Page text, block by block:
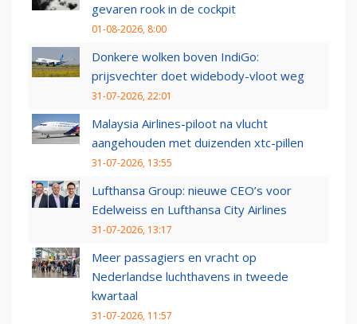
gevaren rook in de cockpit
01-08-2026, 8:00
Donkere wolken boven IndiGo:
prijsvechter doet widebody-vloot weg
31-07-2026, 22:01
Malaysia Airlines-piloot na vlucht
aangehouden met duizenden xtc-pillen
31-07-2026, 13:55
Lufthansa Group: nieuwe CEO’s voor
Edelweiss en Lufthansa City Airlines
31-07-2026, 13:17
Meer passagiers en vracht op
Nederlandse luchthavens in tweede
kwartaal
31-07-2026, 11:57